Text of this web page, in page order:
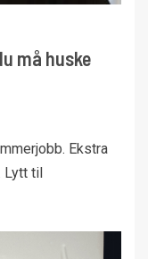
må huske
Ekstra
Lytt til